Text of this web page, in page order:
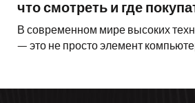
что смотреть и где
В современном мире высоких
— это не просто элемент